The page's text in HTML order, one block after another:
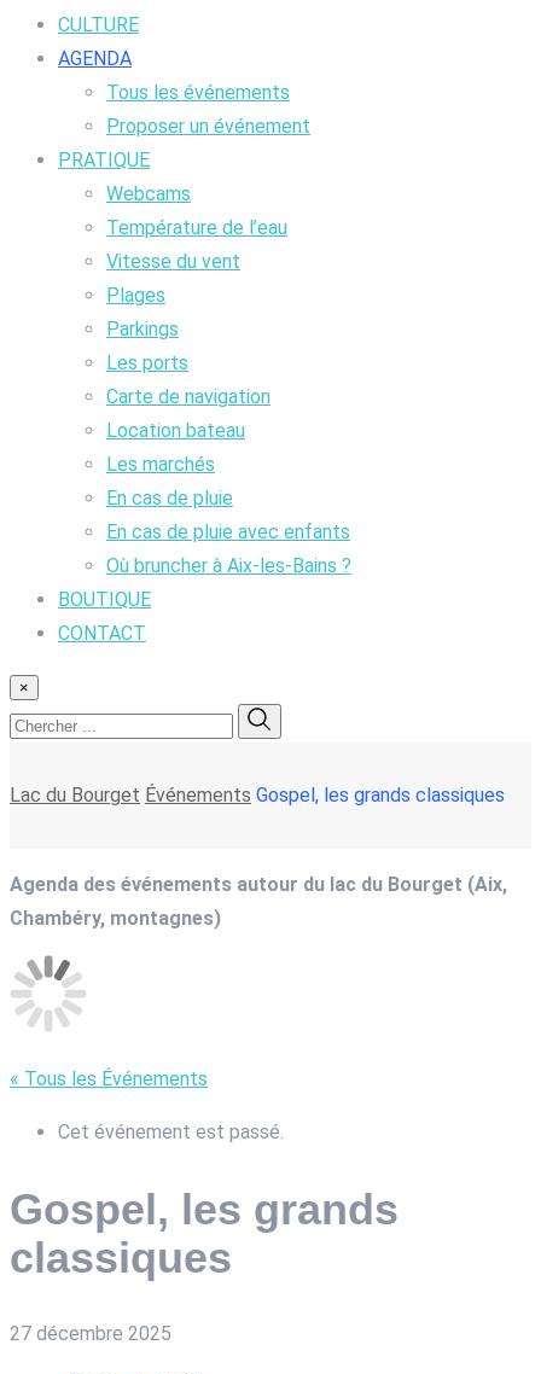
CULTURE
AGENDA
Tous les événements
Proposer un événement
PRATIQUE
Webcams
Température de l’eau
Vitesse du vent
Plages
Parkings
Les ports
Carte de navigation
Location bateau
Les marchés
En cas de pluie
En cas de pluie avec enfants
Où bruncher à Aix-les-Bains ?
BOUTIQUE
CONTACT
×
Lac du Bourget Événements Gospel, les grands classiques
Agenda des événements autour du lac du Bourget (Aix,
Chambéry, montagnes)
« Tous les Événements
Cet événement est passé.
Gospel, les grands
classiques
27 décembre 2025